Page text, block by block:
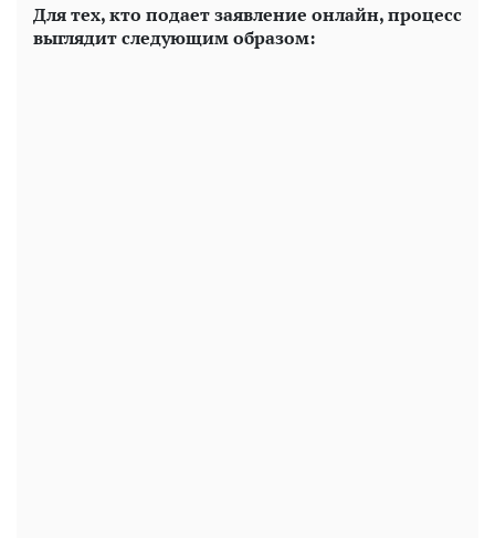
Для тех, кто подает заявление онлайн, процесс
выглядит следующим образом: